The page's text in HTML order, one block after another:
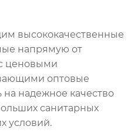
высококачественные
напрямую от
ценовыми
оптовые
надежное качество
санитарных
условий.